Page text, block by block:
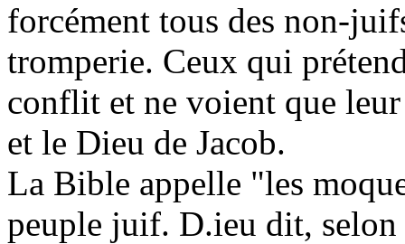
forcément tous des non-
tromperie. Ceux qui
conflit et ne voient que
et le Dieu de Jacob.
La Bible appelle "les
peuple juif. D.ieu dit,